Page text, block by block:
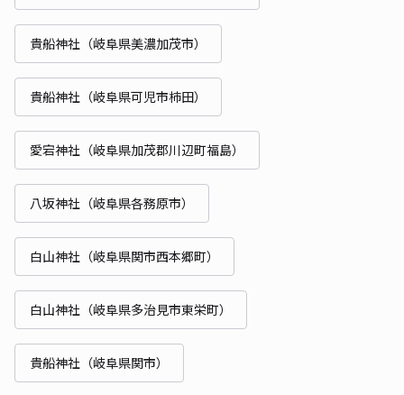
貴船神社（岐阜県美濃加茂市）
貴船神社（岐阜県可児市柿田）
愛宕神社（岐阜県加茂郡川辺町福島）
八坂神社（岐阜県各務原市）
白山神社（岐阜県関市西本郷町）
白山神社（岐阜県多治見市東栄町）
貴船神社（岐阜県関市）